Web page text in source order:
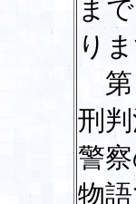
ま
り
第
刑
警
物